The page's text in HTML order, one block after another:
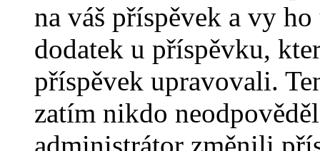
na váš příspěvek a vy
dodatek u příspěvku,
příspěvek upravovali.
zatím nikdo
administrátor změnili